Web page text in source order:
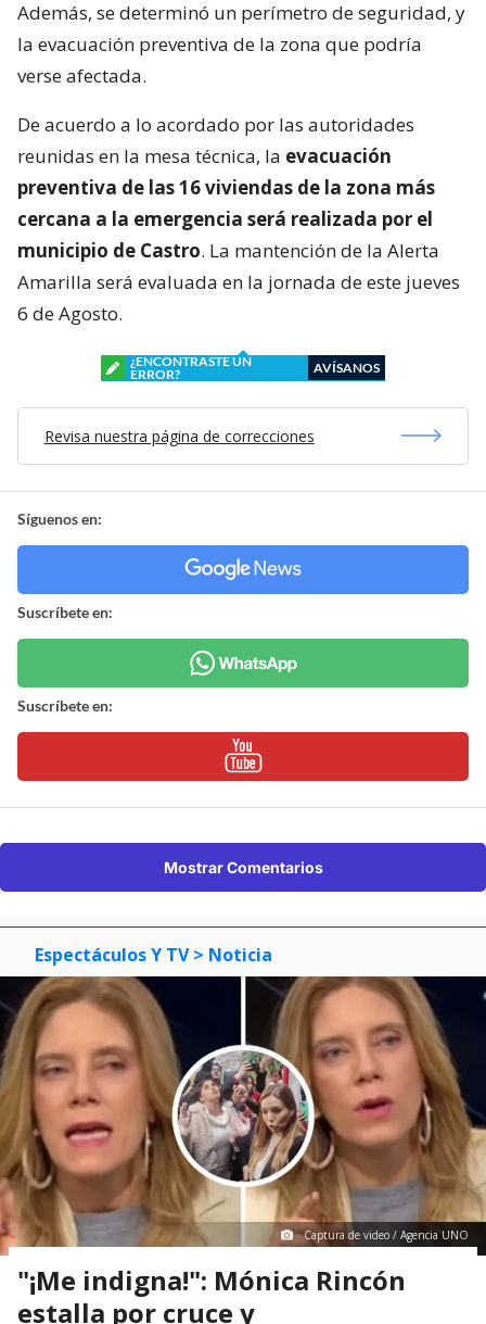
Además, se determinó un perímetro de seguridad, y
la evacuación preventiva de la zona que podría
verse afectada.
De acuerdo a lo acordado por las autoridades
reunidas en la mesa técnica, la evacuación
preventiva de las 16 viviendas de la zona más
cercana a la emergencia será realizada por el
municipio de Castro. La mantención de la Alerta
Amarilla será evaluada en la jornada de este jueves
6 de Agosto.
¿ENCONTRASTE UN
ERROR?
AVÍSANOS
Revisa nuestra página de correcciones
Síguenos en:
Suscríbete en:
Suscríbete en:
Mostrar Comentarios
Espectáculos Y TV > Noticia
Captura de video / Agencia UNO
"¡Me indigna!": Mónica Rincón
estalla por cruce y